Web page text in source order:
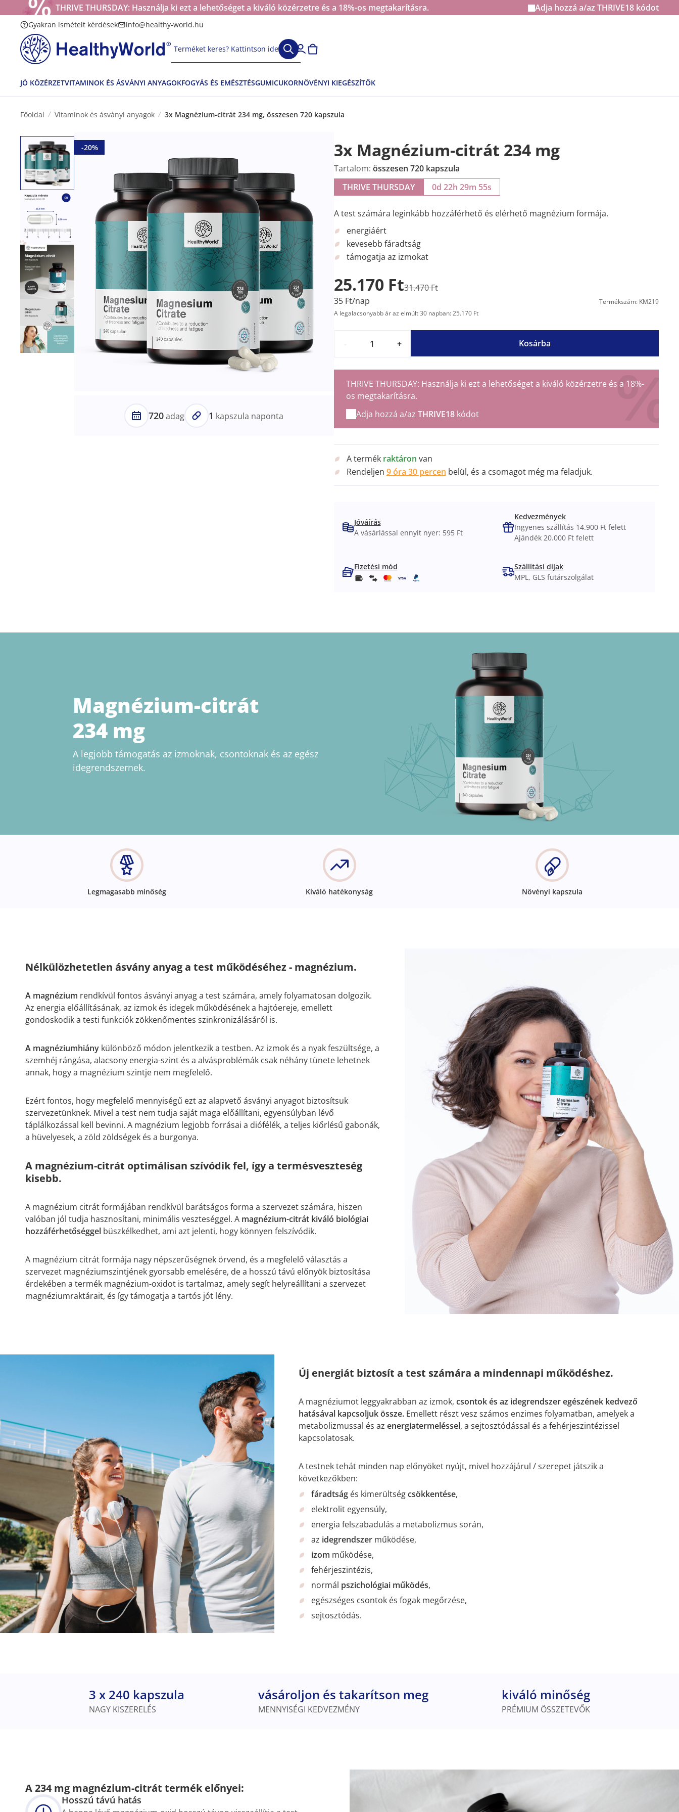
THRIVE THURSDAY: Használja ki ezt a lehetőséget a kiváló közérzetre és a 18%-os megtakarításra. Adja hozzá a/az THRIVE18 kódot
Gyakran ismételt kérdések info@healthy-world.hu
Terméket keres? Kattintson ide
JÓ KÖZÉRZETVITAMINOK ÉS ÁSVÁNYI ANYAGOKFOGYÁS ÉS EMÉSZTÉSGUMICUKORNÖVÉNYI KIEGÉSZÍTŐK
Főoldal Vitaminok és ásványi anyagok 3x Magnézium-citrát 234 mg, összesen 720 kapszula
-20%
720adag 1 kapszula naponta
3x Magnézium-citrát 234 mg
Tartalom: összesen 720 kapszula
THRIVE THURSDAY
0d 22h 29m 54s
A test számára leginkább hozzáférhető és elérhető magnézium formája.
energiáért
kevesebb fáradtság
támogatja az izmokat
25.170 Ft31.470 Ft
35 Ft/nap
Termékszám: KM219
A legalacsonyabb ár az elmúlt 30 napban: 25.170 Ft
+ Kosárba
THRIVE THURSDAY: Használja ki ezt a lehetőséget a kiváló közérzetre és a 18%-
os megtakarításra.
Adja hozzá a/az THRIVE18kódot
A termék raktáron van
Rendeljen 9 óra 29 percen belül, és a csomagot még ma feladjuk.
Jóváírás
A vásárlással ennyit nyer: 595 Ft
Kedvezmények
Ingyenes szállítás 14.900 Ft felett
Ajándék 20.000 Ft felett
Fizetési mód
Szállítási díjak
MPL, GLS futárszolgálat
Magnézium-citrát
234 mg
A legjobb támogatás az izmoknak, csontoknak és az egész
idegrendszernek.
Legmagasabb minőség Kiváló hatékonyság Növényi kapszula
Nélkülözhetetlen ásvány anyag a test működéséhez - magnézium.
A magnézium rendkívül fontos ásványi anyag a test számára, amely folyamatosan dolgozik.
Az energia előállításának, az izmok és idegek működésének a hajtóereje, emellett
gondoskodik a testi funkciók zökkenőmentes szinkronizálásáról is.
A magnéziumhiány különböző módon jelentkezik a testben. Az izmok és a nyak feszültsége, a
szemhéj rángása, alacsony energia-szint és a alvásproblémák csak néhány tünete lehetnek
annak, hogy a magnézium szintje nem megfelelő.
Ezért fontos, hogy megfelelő mennyiségű ezt az alapvető ásványi anyagot biztosítsuk
szervezetünknek. Mivel a test nem tudja saját maga előállítani, egyensúlyban lévő
táplálkozással kell bevinni. A magnézium legjobb forrásai a diófélék, a teljes kiőrlésű gabonák,
a hüvelyesek, a zöld zöldségek és a burgonya.
A magnézium-citrát optimálisan szívódik fel, így a termésveszteség
kisebb.
A magnézium citrát formájában rendkívül barátságos forma a szervezet számára, hiszen
valóban jól tudja hasznosítani, minimális veszteséggel. A magnézium-citrát kiváló biológiai
hozzáférhetőséggel büszkélkedhet, ami azt jelenti, hogy könnyen felszívódik.
A magnézium citrát formája nagy népszerűségnek örvend, és a megfelelő választás a
szervezet magnéziumszintjének gyorsabb emelésére, de a hosszú távú előnyök biztosítása
érdekében a termék magnézium-oxidot is tartalmaz, amely segít helyreállítani a szervezet
magnéziumraktárait, és így támogatja a tartós jót lény.
Új energiát biztosít a test számára a mindennapi működéshez.
A magnéziumot leggyakrabban az izmok,csontok és az idegrendszer egészének kedvező
hatásával kapcsoljuk össze. Emellett részt vesz számos enzimes folyamatban, amelyek a
metabolizmussal és azenergiatermeléssel, a sejtosztódással és a fehérjeszintézissel
kapcsolatosak.
A testnek tehát minden nap előnyöket nyújt, mivel hozzájárul / szerepet játszik a
következőkben:
fáradtság és kimerültségcsökkentése,
elektrolit egyensúly,
energia felszabadulás a metabolizmus során,
az idegrendszer működése,
izom működése,
fehérjeszintézis,
normál pszichológiai működés,
egészséges csontok és fogak megőrzése,
sejtosztódás.
3 x 240 kapszula
NAGY KISZERELÉS
vásároljon és takarítson meg
MENNYISÉGI KEDVEZMÉNY
kiváló minőség
PRÉMIUM ÖSSZETEVŐK
A 234 mg magnézium-citrát termék előnyei:
Hosszú távú hatás